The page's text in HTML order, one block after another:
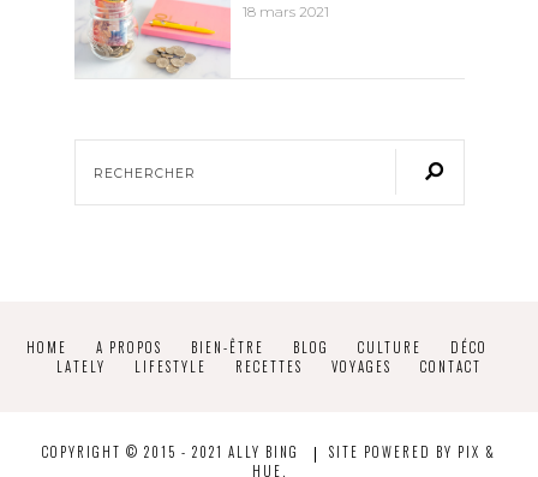
18 mars 2021
HOME A PROPOS BIEN-ÊTRE BLOG CULTURE
DÉCO
LATELY
LIFESTYLE RECETTES VOYAGES CONTACT
COPYRIGHT © 2015 - 2021 ALLY BING SITE POWERED BY PIX &
HUE.